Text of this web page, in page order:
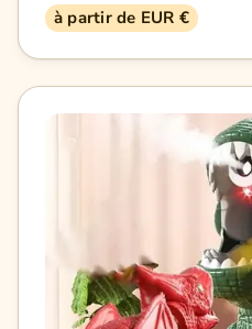
à partir de EUR €